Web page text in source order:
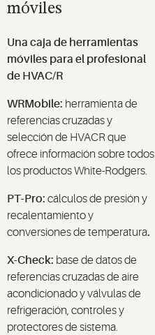
móviles
Una caja de herramientas
móviles para el profesional
de HVAC/R
WRMobile: herramienta de
referencias cruzadas y
selección de HVACR que
ofrece información sobre todos
los productos White-Rodgers.
PT-Pro: cálculos de presión y
recalentamiento y
conversiones de temperatura.
X-Check: base de datos de
referencias cruzadas de aire
acondicionado y válvulas de
refrigeración, controles y
protectores de sistema.